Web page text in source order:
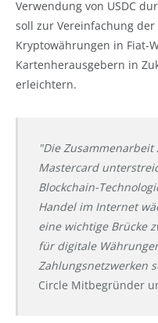
Verwendung von USDC
soll zur Vereinfachung
Kryptowährungen in Fiat-
Kartenherausgebern in
erleichtern.
"Die
Mastercard
Blockchain-
Handel im Internet
eine wichtige Brücke
für digitale
Zahlungsnetzwerken
Circle Mitbegründer